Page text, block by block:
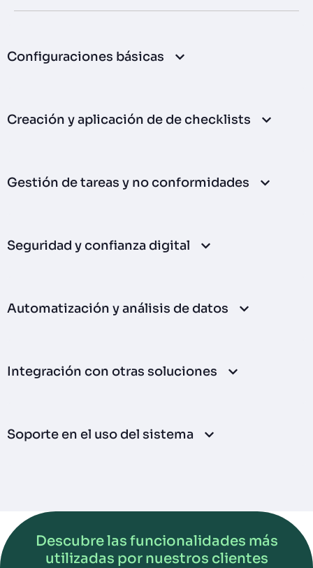
Configuraciones básicas
Creación y aplicación de de checklists
Gestión de tareas y no conformidades
Seguridad y confianza digital
Automatización y análisis de datos
Integración con otras soluciones
Soporte en el uso del sistema
Descubre las funcionalidades más
utilizadas por nuestros clientes